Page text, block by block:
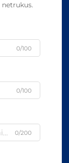
netrukus.
0/100
0/100
0/200